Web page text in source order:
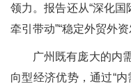
领力。报告还从“深化国
牵引带动”“稳定外贸外
广州既有庞大的内需
向型经济优势，通过“